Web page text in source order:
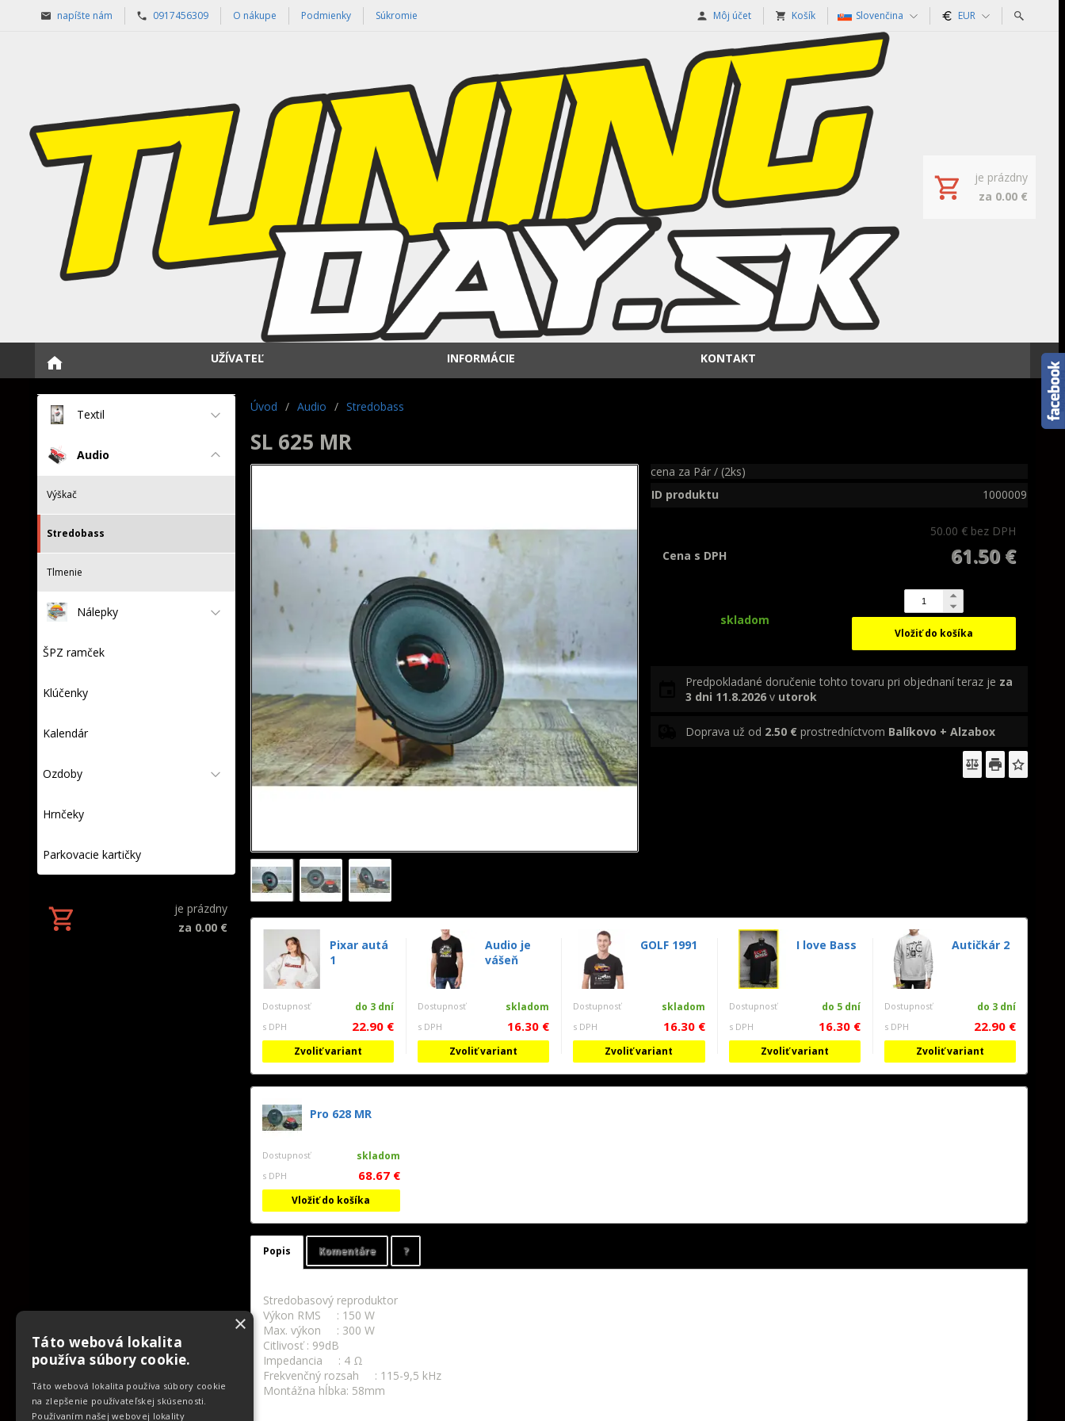
napíšte nám 0917456309 O nákupe Podmienky Súkromie Môj účet Košík Slovenčina EUR
je prázdny
za 0.00 €
UŽÍVATEĽ INFORMÁCIE KONTAKT
Textil
Audio
Výškač
Stredobass
Tlmenie
Nálepky
ŠPZ ramček
Klúčenky
Kalendár
Ozdoby
Hrnčeky
Parkovacie kartičky
je prázdny
za 0.00 €
Úvod / Audio / Stredobass
SL 625 MR
cena za Pár / (2ks)
ID produktu
1000009
50.00 € bez DPH
61.50 €
Cena s DPH
skladom
Vložiť do košíka
Predpokladané doručenie tohto tovaru pri objednaní teraz je za
3 dni 11.8.2026 v utorok
Doprava už od 2.50 € prostredníctvom Balíkovo + Alzabox
Pixar autá
1
Dostupnosť do 3 dní
s DPH 22.90 €
Zvoliť variant
Audio je
vášeň
Dostupnosť skladom
s DPH 16.30 €
Zvoliť variant
GOLF 1991
Dostupnosť skladom
s DPH 16.30 €
Zvoliť variant
I love Bass
Dostupnosť do 5 dní
s DPH 16.30 €
Zvoliť variant
Autičkár 2
Dostupnosť do 3 dní
s DPH 22.90 €
Zvoliť variant
Pro 628 MR
Dostupnosť skladom
s DPH 68.67 €
Vložiť do košíka
Popis Komentáre ?
Stredobasový reproduktor
Výkon RMS : 150 W
Max. výkon : 300 W
Citlivosť : 99dB
Impedancia : 4 Ω
Frekvenčný rozsah : 115-9,5 kHz
Montážna hĺbka: 58mm
×
Táto webová lokalita
používa súbory cookie.
Táto webová lokalita používa súbory cookie
na zlepšenie používateľskej skúsenosti.
Používaním našej webovej lokality